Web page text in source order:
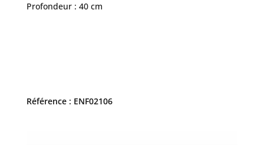
Profondeur : 40 cm
Référence : ENF02106